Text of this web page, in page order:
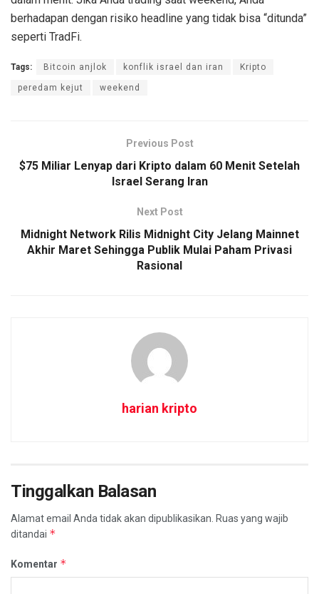
berhadapan dengan risiko headline yang tidak bisa “ditunda”
seperti TradFi.
Tags: Bitcoin anjlok konflik israel dan iran Kripto
peredam kejut weekend
Previous Post
$75 Miliar Lenyap dari Kripto dalam 60 Menit Setelah
Israel Serang Iran
Next Post
Midnight Network Rilis Midnight City Jelang Mainnet
Akhir Maret Sehingga Publik Mulai Paham Privasi
Rasional
harian kripto
Tinggalkan Balasan
Alamat email Anda tidak akan dipublikasikan. Ruas yang wajib
ditandai *
Komentar *